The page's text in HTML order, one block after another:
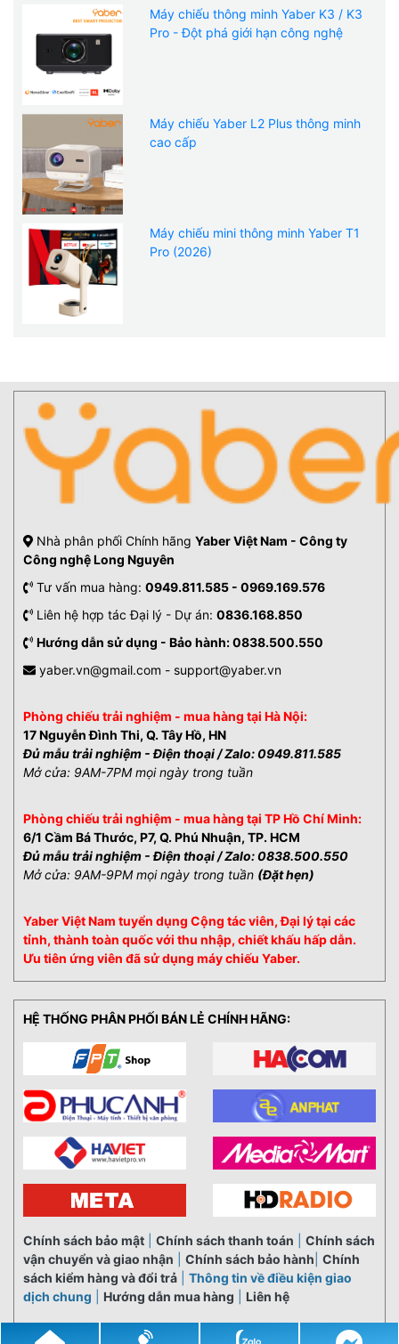
Máy chiếu thông minh Yaber K3 / K3
Pro - Đột phá giới hạn công nghệ
Máy chiếu Yaber L2 Plus thông minh
cao cấp
Máy chiếu mini thông minh Yaber T1
Pro (2026)
Nhà phân phối Chính hãng Yaber Việt Nam - Công ty
Công nghệ Long Nguyên
Tư vấn mua hàng: 0949.811.585 - 0969.169.576
Liên hệ hợp tác Đại lý - Dự án: 0836.168.850
Hướng dẫn sử dụng - Bảo hành: 0838.500.550
yaber.vn@gmail.com - support@yaber.vn
Phòng chiếu trải nghiệm - mua hàng tại Hà Nội:
17 Nguyễn Đình Thi, Q. Tây Hồ, HN
Đủ mẫu trải nghiệm - Điện thoại / Zalo: 0949.811.585
Mở cửa: 9AM-7PM mọi ngày trong tuần
Phòng chiếu trải nghiệm - mua hàng tại TP Hồ Chí Minh:
6/1 Cầm Bá Thước, P7, Q. Phú Nhuận, TP. HCM
Đủ mẫu trải nghiệm - Điện thoại / Zalo: 0838.500.550
Mở cửa: 9AM-9PM mọi ngày trong tuần (Đặt hẹn)
Yaber Việt Nam tuyển dụng Cộng tác viên, Đại lý tại các
tỉnh, thành toàn quốc với thu nhập, chiết khấu hấp dẫn.
Ưu tiên ứng viên đã sử dụng máy chiếu Yaber.
HỆ THỐNG PHÂN PHỐI BÁN LẺ CHÍNH HÃNG:
Chính sách bảo mật Chính sách thanh toán
Chính sách
vận chuyển và giao nhận
Chính sách bảo hành Chính
sách kiểm hàng và đổi trả
Thông tin về điều kiện giao
dịch chung
Hướng dẫn mua hàng Liên hệ
© 2021 All Rights Reserved.